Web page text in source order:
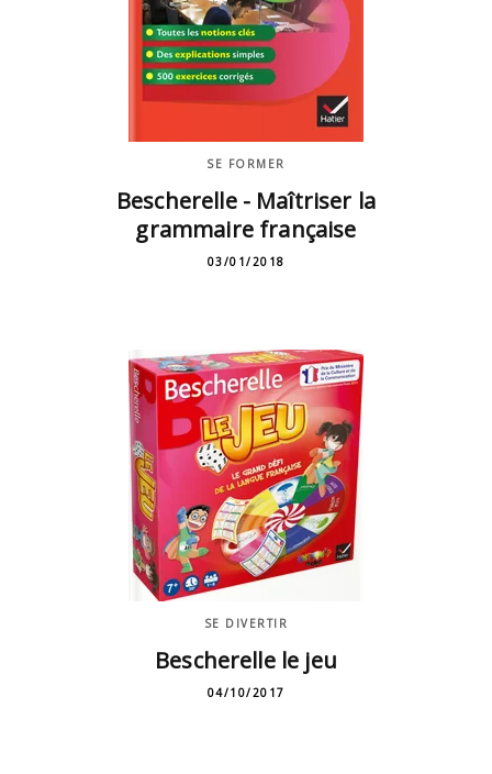
SE FORMER
Bescherelle - Maîtriser la
grammaire française
03/01/2018
SE DIVERTIR
Bescherelle le jeu
04/10/2017